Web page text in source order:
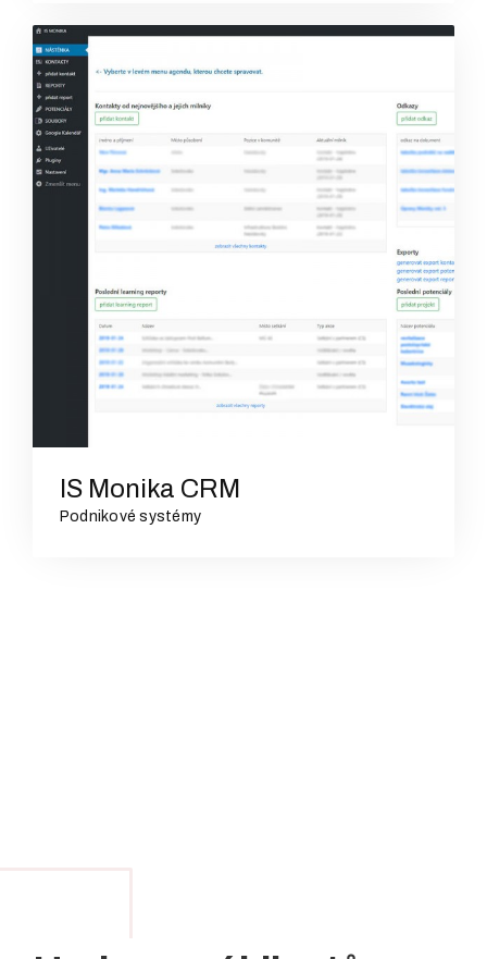
IS Monika CRM
Podnikové systémy